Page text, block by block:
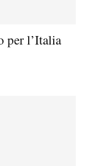
per l’Italia